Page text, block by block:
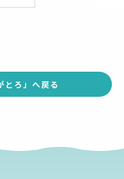
とろ」へ戻る